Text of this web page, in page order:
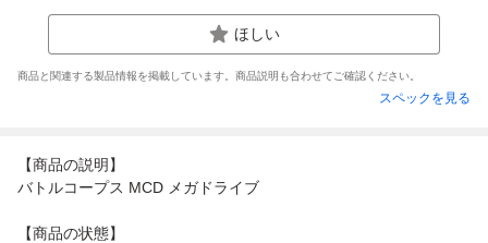
ほしい
商品と関連する製品情報を掲載しています。商品説明も合わせてご確認ください。
スペックを見る
【商品の説明】
バトルコープス MCD メガドライブ
【商品の状態】